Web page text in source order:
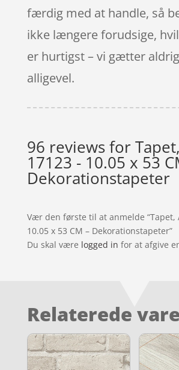
færdig med at handle, så
ikke længere forudsige,
er hurtigst – vi gætter
alligevel.
96 reviews for
17123 - 10.05 x 53
Dekorationstapeter
Vær den første til at anmelde “Tapet,
10.05 x 53 CM – Dekorationstapeter”
Du skal være logged in for at afgive
Relaterede